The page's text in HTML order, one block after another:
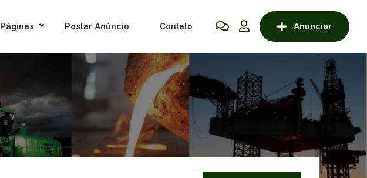
Anunciar
Páginas Postar Anúncio Contato